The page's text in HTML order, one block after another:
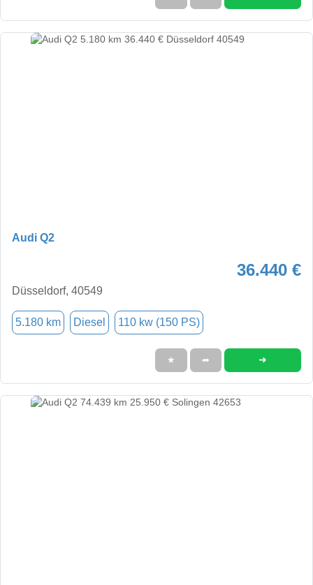
Audi Q2
36.440 €
Düsseldorf, 40549
5.180 km Diesel 110 kw (150 PS)
★ ➦ ➜